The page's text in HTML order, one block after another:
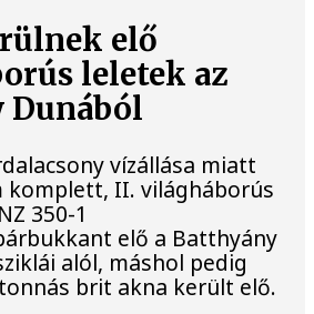
elő
leletek az
Dunából
vízállása miatt
komplett, II. világháborús
350-1
elő a Batthyány
alól, máshol pedig
brit akna került elő.